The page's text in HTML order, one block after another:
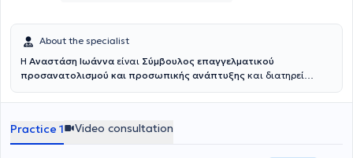
About the specialist
H Αναστάση Ιωάννα είναι Σύμβουλος επαγγελματικού
προσανατολισμού και προσωπικής ανάπτυξης και διατηρεί
Παιδαγωγικής και Ψυχολογίας του Εθνικού και Καποδιστριακού
Τεχνολογίες και Marketing, καθώς και σπουδές στη Σχολική
Ψυχολογία, τη Συμβουλευτική, το Life Coaching και την
Practice 1 Video consultation